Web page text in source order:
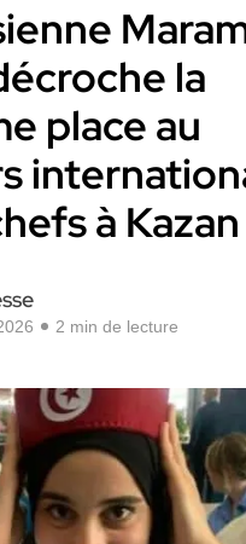
la
place au
à Kazan
2 min de lecture